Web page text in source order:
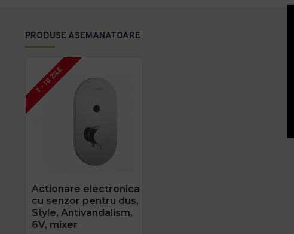
PRODUSE ASEMANATOARE
7 - 10 ZILE
Actionare electronica
cu senzor pentru dus,
Style, Antivandalism,
6V, mixer